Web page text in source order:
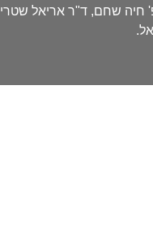
חיה שחם, ד"ר אריאל